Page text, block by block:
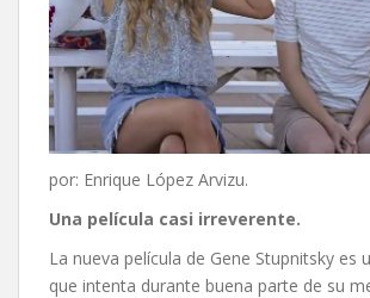
por: Enrique López Arvizu.
Una película casi irreverente.
La nueva película de Gene Stupnitsky es
que intenta durante buena parte de su